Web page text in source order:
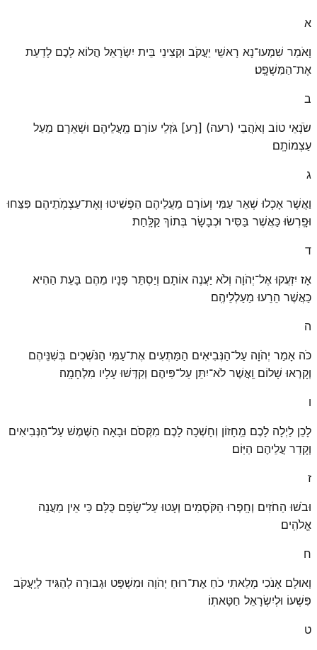
א
וָאֹמַר שִׁמְעוּ־נָא רָאשֵׁי יַעֲקֹב וּקְצִינֵי בֵּית יִשְׂרָאֵל הֲלוֹא לָכֶם לָדַעַת
אֶת־הַמִּשְׁפָּֽט׃
ב
שֹׂנְאֵי טוֹב וְאֹהֲבֵי (רעה) [רָע] גֹּזְלֵי עוֹרָם מֵֽעֲלֵיהֶם וּשְׁאֵרָם מֵעַל
עַצְמוֹתָֽם׃
ג
וַאֲשֶׁר אָכְלוּ שְׁאֵר עַמִּי וְעוֹרָם מֵעֲלֵיהֶם הִפְשִׁיטוּ וְאֶת־עַצְמֹֽתֵיהֶם פִּצֵּחוּ
וּפָֽרְשׂוּ כַּאֲשֶׁר בַּסִּיר וּכְבָשָׂר בְּתוֹךְ קַלָּֽחַת׃
ד
אָז יִזְעֲקוּ אֶל־יְהֹוָה וְלֹא יַעֲנֶה אוֹתָם וְיַסְתֵּר פָּנָיו מֵהֶם בָּעֵת הַהִיא
כַּאֲשֶׁר הֵרֵעוּ מַעַלְלֵיהֶֽם׃
ה
כֹּה אָמַר יְהֹוָה עַל־הַנְּבִיאִים הַמַּתְעִים אֶת־עַמִּי הַנֹּשְׁכִים בְּשִׁנֵּיהֶם
וְקָרְאוּ שָׁלוֹם וַֽאֲשֶׁר לֹא־יִתֵּן עַל־פִּיהֶם וְקִדְּשׁוּ עָלָיו מִלְחָמָֽה׃
ו
לָכֵן לַיְלָה לָכֶם מֵֽחָזוֹן וְחָשְׁכָה לָכֶם מִקְּסֹם וּבָאָה הַשֶּׁמֶשׁ עַל־הַנְּבִיאִים
וְקָדַר עֲלֵיהֶם הַיּֽוֹם׃
ז
וּבֹשׁוּ הַחֹזִים וְחָֽפְרוּ הַקֹּסְמִים וְעָטוּ עַל־שָׂפָם כֻּלָּם כִּי אֵין מַעֲנֵה
אֱלֹהִֽים׃
ח
וְאוּלָם אָנֹכִי מָלֵאתִי כֹחַ אֶת־רוּחַ יְהֹוָה וּמִשְׁפָּט וּגְבוּרָה לְהַגִּיד לְיַֽעֲקֹב
פִּשְׁעוֹ וּלְיִשְׂרָאֵל חַטָּאתֽוֹ׃
ט